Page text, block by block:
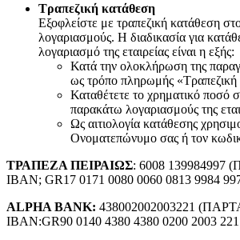
Τραπεζική κατάθεση
Εξοφλείστε με τραπεζική κατάθεση
λογαριασμούς. Η διαδικασία για
λογαριασμό της εταιρείας είναι η εξής:
Κατά την ολοκλήρωση της
ως τρόπο πληρωμής
Καταθέτετε το χρηματικό ποσό
παρακάτω λογαριασμούς της
Ως αιτιολογία κατάθεσης
Ονοματεπώνυμο σας ή τον
ΤΡΑΠΕΖΑ ΠΕΙΡΑΙΩΣ: 6008
IBAN; GR17 0171 0080 0060 0813 9984
ALPHA BANK: 438002002003221
IBAN:GR90 0140 4380 4380 0200 2003 221